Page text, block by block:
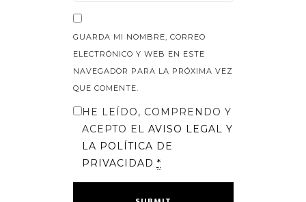
GUARDA MI NOMBRE, CORREO
ELECTRÓNICO Y WEB EN ESTE
NAVEGADOR PARA LA PRÓXIMA VEZ
QUE COMENTE.
HE LEÍDO, COMPRENDO Y
ACEPTO EL AVISO LEGAL Y
LA POLÍTICA DE
PRIVACIDAD *